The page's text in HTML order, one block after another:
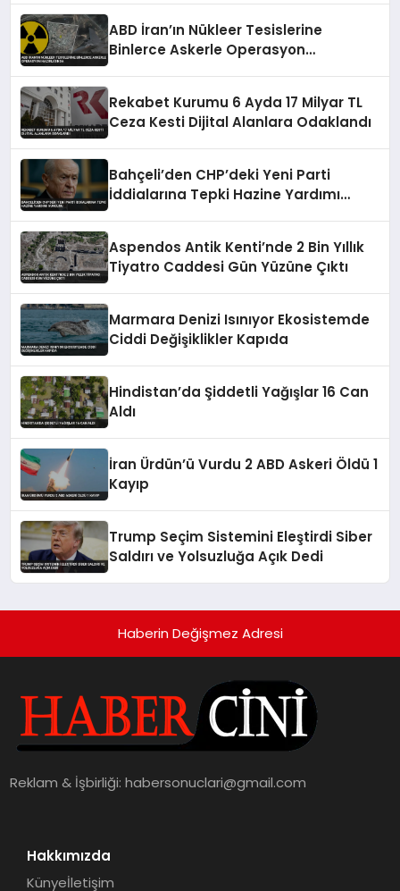
ABD İran’ın Nükleer Tesislerine
Binlerce Askerle Operasyon
Rekabet Kurumu 6 Ayda 17 Milyar TL
Ceza Kesti Dijital Alanlara Odaklandı
Bahçeli’den CHP’deki Yeni Parti
İddialarına Tepki Hazine Yardımı
Aspendos Antik Kenti’nde 2 Bin Yıllık
Tiyatro Caddesi Gün Yüzüne Çıktı
Marmara Denizi Isınıyor Ekosistemde
Ciddi Değişiklikler Kapıda
Hindistan’da Şiddetli Yağışlar 16 Can
Aldı
İran Ürdün’ü Vurdu 2 ABD Askeri Öldü 1
Kayıp
Trump Seçim Sistemini Eleştirdi Siber
Saldırı ve Yolsuzluğa Açık Dedi
Haberin Değişmez Adresi
Reklam & İşbirliği:habersonuclari@gmail.com
Hakkımızda
Künyeİletişim